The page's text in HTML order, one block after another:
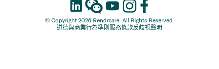
道德與商業行為準則 服務條款反歧視聲明
© Copyright 2026 Rendrcare. All Rights Reserved.